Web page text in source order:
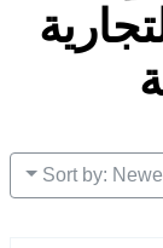
Sort by: